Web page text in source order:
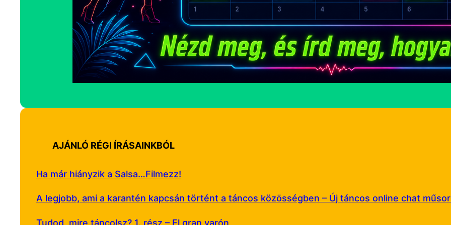
AJÁNLÓ RÉGI ÍRÁSAINKBÓL
Ha már hiányzik a Salsa…Filmezz!
A legjobb, ami a karantén kapcsán történt a táncos közösségben – Új táncos online chat